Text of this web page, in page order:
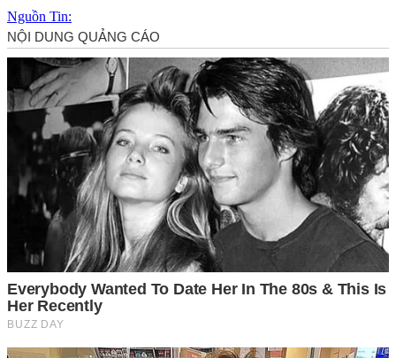
Nguồn Tin: